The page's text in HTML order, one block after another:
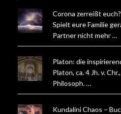
Corona zerreißt
Spielt eure Familie
Partner nicht mehr …
Platon: die
Platon, ca. 4 Jh. v.
Philosoph. …
Kundalini Chaos –